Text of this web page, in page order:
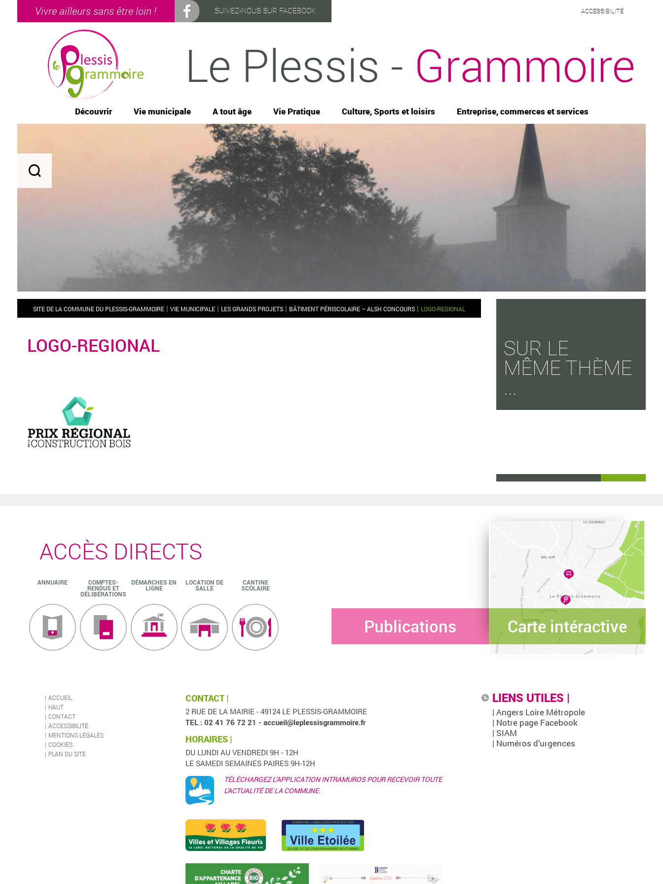
Vivre ailleurs sans être loin ! SUIVEZ-NOUS SUR FACEBOOK ACCESSIBILITÉ
Le Plessis - Grammoire
Découvrir Vie municipale A tout âge Vie Pratique Culture, Sports et loisirs Entreprise, commerces et services
SITE DE LA COMMUNE DU PLESSIS-GRAMMOIRE | VIE MUNICIPALE | LES GRANDS PROJETS | BÂTIMENT PÉRISCOLAIRE – ALSH CONCOURS | LOGO-REGIONAL
LOGO-REGIONAL
SUR LE
MÊME THÈME
...
ACCÈS DIRECTS
ANNUAIRE COMPTES-
RENDUS ET
DÉLIBÉRATIONS
DÉMARCHES EN
LIGNE
LOCATION DE
SALLE
CANTINE
SCOLAIRE
Publications Carte intéractive
ACCUEIL
HAUT
CONTACT
ACCESSIBILITÉ
MENTIONS LÉGALES
COOKIES
PLAN DU SITE
CONTACT |
2 RUE DE LA MAIRIE - 49124 LE PLESSIS-GRAMMOIRE
TEL : 02 41 76 72 21 - accueil@leplessisgrammoire.fr
HORAIRES |
DU LUNDI AU VENDREDI 9H - 12H
LE SAMEDI SEMAINES PAIRES 9H-12H
TÉLÉCHARGEZ L’APPLICATION INTRAMUROS POUR RECEVOIR TOUTE
L'ACTUALITÉ DE LA COMMUNE.
LIENS UTILES |
| Angers Loire Métropole
| Notre page Facebook
| SIAM
| Numéros d’urgences